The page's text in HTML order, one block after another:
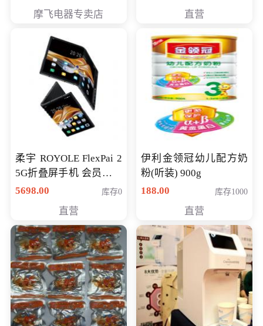
摩飞电器专卖店 直营
柔宇 ROYOLE FlexPai 2
5G折叠屏手机 会员专享
购买价格 4998元
5698.00 库存0
直营
伊利金领冠幼儿配方奶
粉(听装) 900g
188.00
库存1000
直营